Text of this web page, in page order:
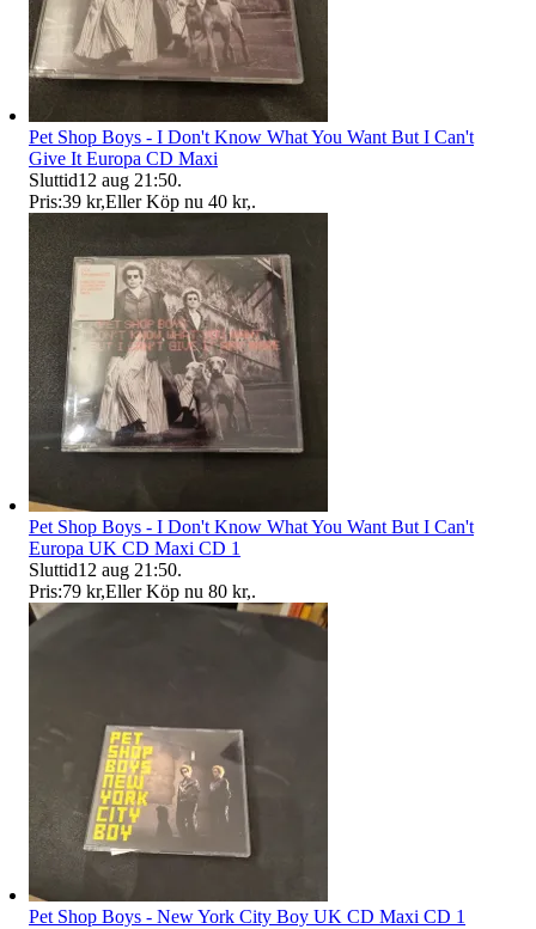
Pet Shop Boys - I Don't Know What You Want But I Can't
Give It Europa CD Maxi
Sluttid12 aug 21:50.
Pris:39 kr,Eller Köp nu 40 kr,.
Pet Shop Boys - I Don't Know What You Want But I Can't
Europa UK CD Maxi CD 1
Sluttid12 aug 21:50.
Pris:79 kr,Eller Köp nu 80 kr,.
Pet Shop Boys - New York City Boy UK CD Maxi CD 1